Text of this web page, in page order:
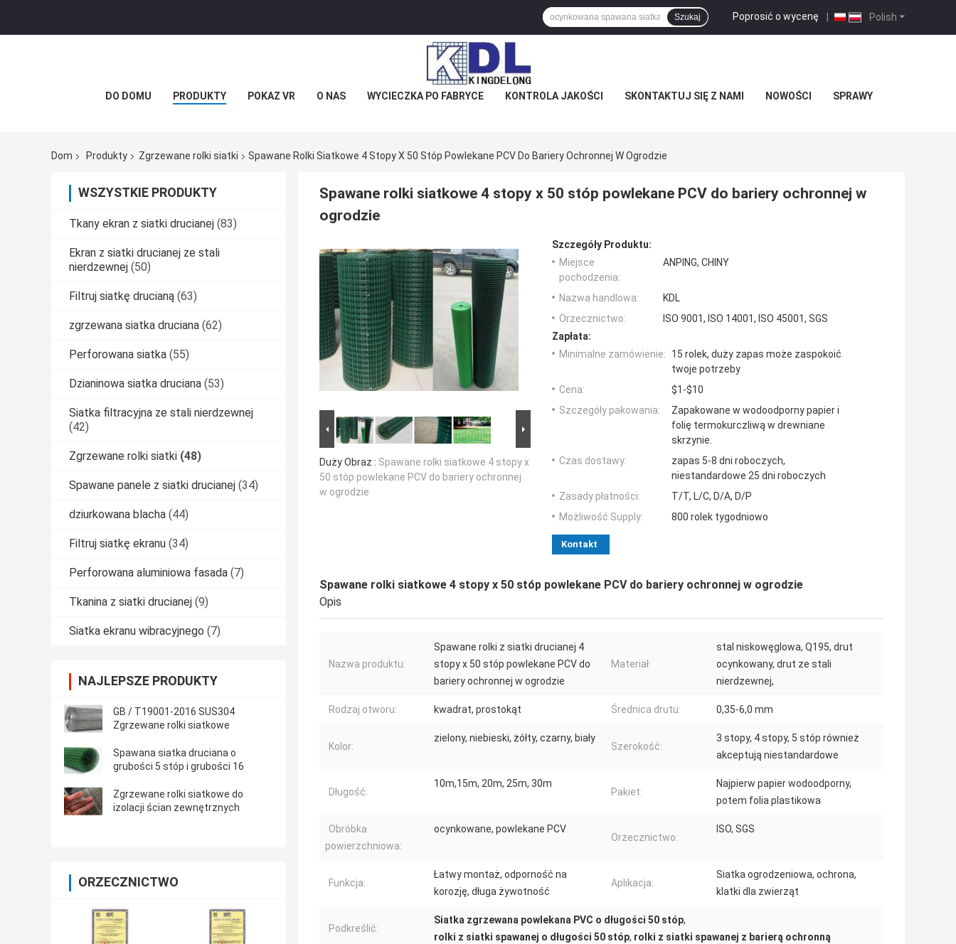
Polish
Poprosić o wycenę |
Szukaj
DO DOMU PRODUKTY POKAZ VR O NAS WYCIECZKA PO FABRYCE KONTROLA JAKOŚCI SKONTAKTUJ SIĘ Z NAMI NOWOŚCI SPRAWY
Dom Produkty Zgrzewane rolki siatki Spawane Rolki Siatkowe 4 Stopy X 50 Stóp Powlekane PCV Do Bariery Ochronnej W Ogrodzie
WSZYSTKIE PRODUKTY
Tkany ekran z siatki drucianej (83)
Ekran z siatki drucianej ze stali
nierdzewnej (50)
Filtruj siatkę drucianą (63)
zgrzewana siatka druciana (62)
Perforowana siatka (55)
Dzianinowa siatka druciana (53)
Siatka filtracyjna ze stali nierdzewnej
(42)
Zgrzewane rolki siatki (48)
Spawane panele z siatki drucianej (34)
dziurkowana blacha (44)
Filtruj siatkę ekranu (34)
Perforowana aluminiowa fasada (7)
Tkanina z siatki drucianej (9)
Siatka ekranu wibracyjnego (7)
NAJLEPSZE PRODUKTY
GB / T19001-2016 SUS304
Zgrzewane rolki siatkowe
Spawana siatka druciana o
grubości 5 stóp i grubości 16
Zgrzewane rolki siatkowe do
izolacji ścian zewnętrznych
ORZECZNICTWO
Spawane rolki siatkowe 4 stopy x 50 stóp powlekane PCV do bariery ochronnej w
ogrodzie
Duży Obraz : Spawane rolki siatkowe 4 stopy x
50 stóp powlekane PCV do bariery ochronnej
w ogrodzie
Szczegóły Produktu:
Miejsce
pochodzenia:
ANPING, CHINY
Nazwa handlowa:
KDL
Orzecznictwo:
ISO 9001, ISO 14001, ISO 45001, SGS
Zapłata:
Minimalne zamówienie:
15 rolek, duży zapas może zaspokoić
twoje potrzeby
Cena:
$1-$10
Szczegóły pakowania:
Zapakowane w wodoodporny papier i
folię termokurczliwą w drewniane
skrzynie.
Czas dostawy:
zapas 5-8 dni roboczych,
niestandardowe 25 dni roboczych
Zasady płatności:
T/T, L/C, D/A, D/P
Możliwość Supply:
800 rolek tygodniowo
Kontakt
Spawane rolki siatkowe 4 stopy x 50 stóp powlekane PCV do bariery ochronnej w ogrodzie
Opis
Nazwa produktu:
Spawane rolki z siatki drucianej 4
stopy x 50 stóp powlekane PCV do
bariery ochronnej w ogrodzie
Materiał:
stal niskowęglowa, Q195, drut
ocynkowany, drut ze stali
nierdzewnej,
Rodzaj otworu: kwadrat, prostokąt Średnica drutu: 0,35-6,0 mm
Kolor:
zielony, niebieski, żółty, czarny, biały
Szerokość:
3 stopy, 4 stopy, 5 stóp również
akceptują niestandardowe
Długość:
10m,15m, 20m, 25m, 30m
Pakiet:
Najpierw papier wodoodporny,
potem folia plastikowa
Obróbka
powierzchniowa:
ocynkowane, powlekane PCV
Orzecznictwo:
ISO, SGS
Funkcja:
Łatwy montaż, odporność na
korozję, długa żywotność
Aplikacja:
Siatka ogrodzeniowa, ochrona,
klatki dla zwierząt
Podkreślić:
Siatka zgrzewana powlekana PVC o długości 50 stóp,
rolki z siatki spawanej o długości 50 stóp, rolki z siatki spawanej z barierą ochronną